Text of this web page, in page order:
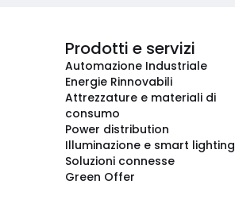
Prodotti e servizi
Automazione Industriale
Energie Rinnovabili
Attrezzature e materiali di
consumo
Power distribution
Illuminazione e smart lighting
Soluzioni connesse
Green Offer